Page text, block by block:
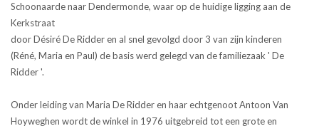
Schoonaarde naar Dendermonde, waar op de huidige ligging aan de
Kerkstraat
door Désiré De Ridder en al snel gevolgd door 3 van zijn kinderen
(Réné, Maria en Paul) de basis werd gelegd van de familiezaak ' De
Ridder '.
Onder leiding van Maria De Ridder en haar echtgenoot Antoon Van
Hoyweghen wordt de winkel in 1976 uitgebreid tot een grote en